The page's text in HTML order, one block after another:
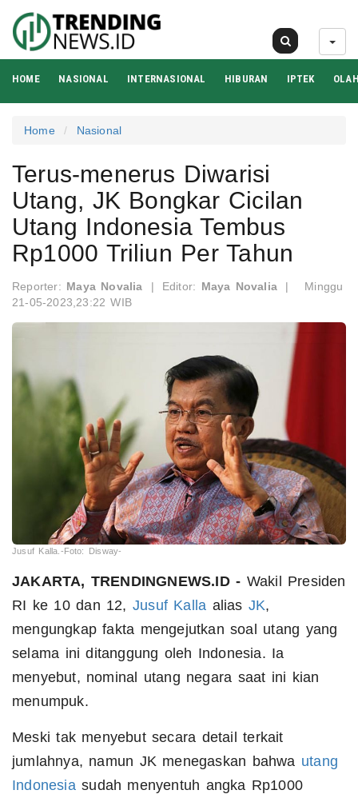
HOME NASIONAL INTERNASIONAL HIBURAN IPTEK
Home Nasional
Terus-menerus Diwarisi
Utang, JK Bongkar Cicilan
Utang Indonesia Tembus
Rp1000 Triliun Per Tahun
Reporter: Maya Novalia | Editor: Maya Novalia |
Minggu
21-05-2023,23:22 WIB
Jusuf Kalla.-Foto: Disway-
JAKARTA, TRENDINGNEWS.ID - Wakil Presiden
RI ke 10 dan 12, Jusuf Kalla alias JK,
mengungkap fakta mengejutkan soal utang yang
selama ini ditanggung oleh Indonesia. Ia
menyebut, nominal utang negara saat ini kian
menumpuk.
Meski tak menyebut secara detail terkait
jumlahnya, namun JK menegaskan bahwa utang
Indonesiasudah menyentuh angka Rp1000